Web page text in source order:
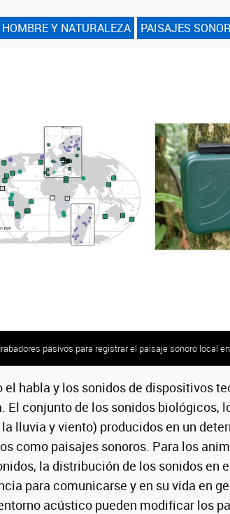
HOMBRE Y NATURALEZA PAISAJES
pasivos para registrar el paisaje sonoro local
vocalizando en los pastizales de altura en
Argentina.
el habla y los sonidos de dispositivos
El conjunto de los sonidos biológicos,
lluvia y viento) producidos en un
como paisajes sonoros. Para los
la distribución de los sonidos en
para comunicarse y en su vida en
acústico pueden modificar los